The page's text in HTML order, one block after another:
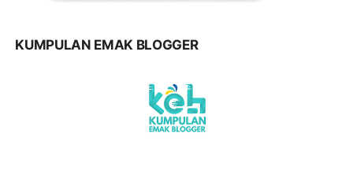
KUMPULAN EMAK BLOGGER